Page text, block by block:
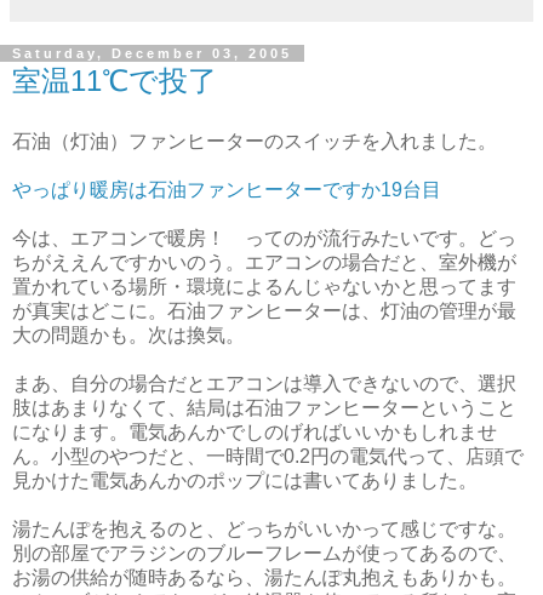
Saturday, December 03, 2005
室温11℃で投了
石油（灯油）ファンヒーターのスイッチを入れました。
やっぱり暖房は石油ファンヒーターですか19台目
今は、エアコンで暖房！ ってのが流行みたいです。どっ
ちがええんですかいのう。エアコンの場合だと、室外機が
置かれている場所・環境によるんじゃないかと思ってます
が真実はどこに。石油ファンヒーターは、灯油の管理が最
大の問題かも。次は換気。
まあ、自分の場合だとエアコンは導入できないので、選択
肢はあまりなくて、結局は石油ファンヒーターということ
になります。電気あんかでしのげればいいかもしれませ
ん。小型のやつだと、一時間で0.2円の電気代って、店頭で
見かけた電気あんかのポップには書いてありました。
湯たんぽを抱えるのと、どっちがいいかって感じですな。
別の部屋でアラジンのブルーフレームが使ってあるので、
お湯の供給が随時あるなら、湯たんぽ丸抱えもありかも。